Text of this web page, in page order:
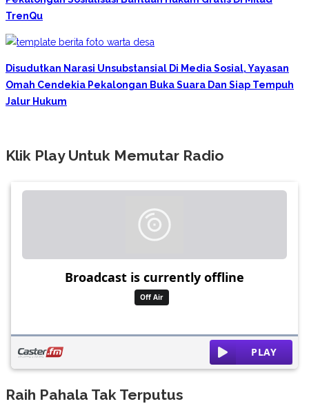
TrenQu
Disudutkan Narasi Unsubstansial Di Media Sosial, Yayasan
Omah Cendekia Pekalongan Buka Suara Dan Siap Tempuh
Jalur Hukum
Klik Play Untuk Memutar Radio
Raih Pahala Tak Terputus